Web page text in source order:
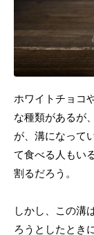
ホワイトチョコ
な種類があるが
が、溝になって
て食べる人もい
割るだろう。
しかし、この溝
ろうとしたとき